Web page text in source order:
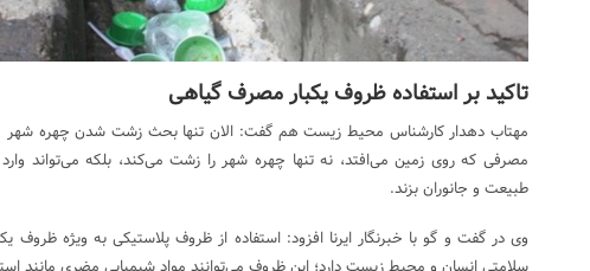
تاکید بر استفاده ظروف یکبار مصرف گیاهی
مهتاب دهدار کارشناس محیط زیست هم گفت: الان تنها بحث زشت شدن چهره شهر
مصرفی که روی زمین می‌افتد، نه تنها چهره شهر را زشت می‌کند، بلکه می‌تواند
طبیعت و جانوران بزند.
وی در گفت و گو با خبرنگار ایرنا افزود: استفاده از ظروف پلاستیکی به ویژه